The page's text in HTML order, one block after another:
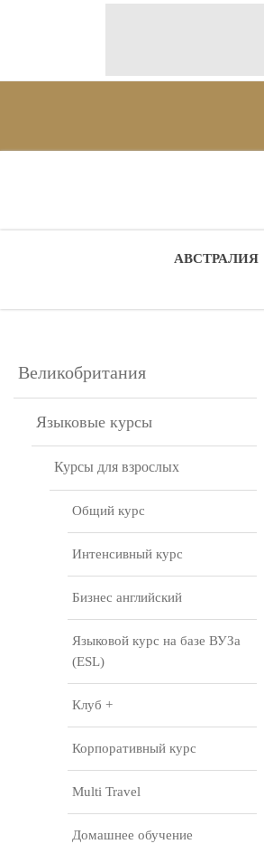
АВСТРАЛИЯ
Великобритания
Языковые курсы
Курсы для взрослых
Общий курс
Интенсивный курс
Бизнес английский
Языковой курс на базе ВУЗа
(ESL)
Клуб +
Корпоративный курс
Multi Travel
Домашнее обучение